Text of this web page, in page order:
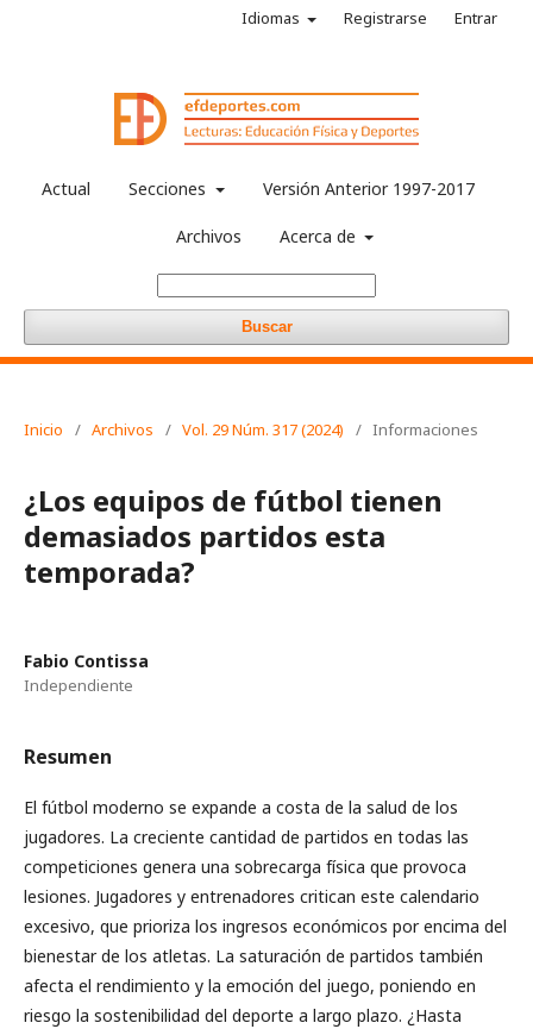
Actual Secciones Versión Anterior 1997-2017
Archivos Acerca de
Buscar
Idiomas Registrarse Entrar
Inicio / Archivos / Vol. 29 Núm. 317 (2024) / Informaciones
¿Los equipos de fútbol tienen
demasiados partidos esta
temporada?
Fabio Contissa
Independiente
Resumen
El fútbol moderno se expande a costa de la salud de los
jugadores. La creciente cantidad de partidos en todas las
competiciones genera una sobrecarga física que provoca
lesiones. Jugadores y entrenadores critican este calendario
excesivo, que prioriza los ingresos económicos por encima del
bienestar de los atletas. La saturación de partidos también
afecta el rendimiento y la emoción del juego, poniendo en
riesgo la sostenibilidad del deporte a largo plazo. ¿Hasta